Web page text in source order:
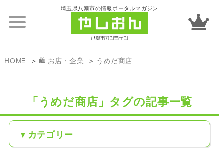
埼玉県八潮市の情報ポータルマガジン
HOME 🛍️ お店・企業 うめだ商店
「うめだ商店」タグの記事一覧
カテゴリー